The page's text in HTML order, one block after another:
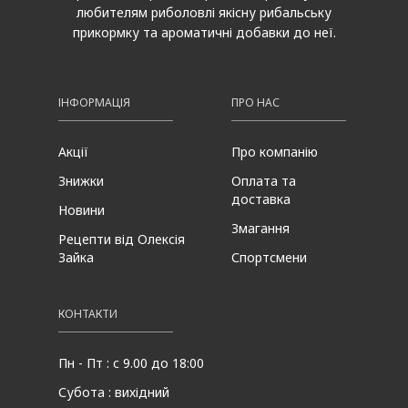
любителям риболовлі якісну рибальську
прикормку та ароматичні добавки до неї.
ІНФОРМАЦІЯ
Акції
Знижки
Новини
Рецепти від Олексія
Зайка
ПРО НАС
Про компанію
Оплата та
доставка
Змагання
Спортсмени
КОНТАКТИ
Пн - Пт : с 9.00 до 18:00
Субота : вихідний